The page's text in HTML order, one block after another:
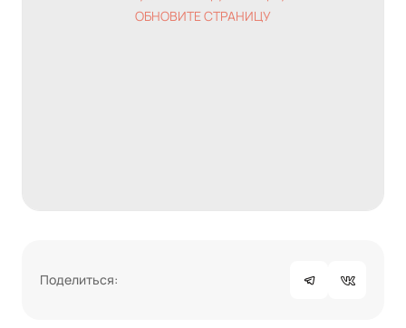
ОБНОВИТЕ СТРАНИЦУ
Поделиться: